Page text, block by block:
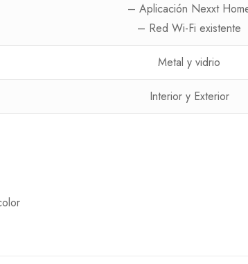
– Aplicación Nexxt
– Red Wi-Fi existente
Metal y vidrio
Interior y Exterior